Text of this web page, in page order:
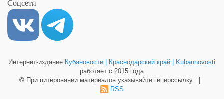
Соцсети
Интернет-издание Кубановости | Краснодарский край | Kubannovosti
работает с 2015 года
© При цитировании материалов указывайте гиперссылку |
RSS